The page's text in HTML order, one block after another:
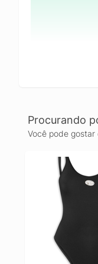
Procurando
Você pode